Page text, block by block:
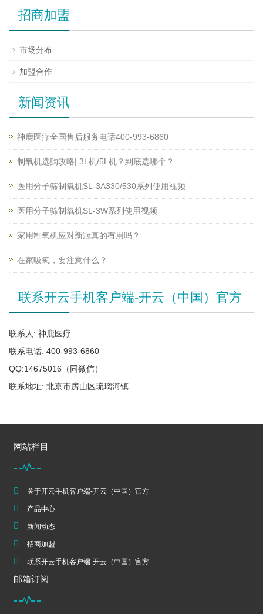
招商加盟
市场分布
加盟合作
新闻资讯
神鹿医疗全国售后服务电话400-993-6860
制氧机选购攻略| 3L机/5L机？到底选哪个？
医用分子筛制氧机SL-3A330/530系列使用视频
医用分子筛制氧机SL-3W系列使用视频
家用制氧机应对新冠真的有用吗？
在家吸氧，要注意什么？
联系开云手机客户端-开云（中国）官方
联系人: 神鹿医疗
联系电话: 400-993-6860
QQ:14675016（同微信）
联系地址: 北京市房山区琉璃河镇
网站栏目
关于开云手机客户端-开云（中国）官方
产品中心
新闻动态
招商加盟
联系开云手机客户端-开云（中国）官方
邮箱订阅